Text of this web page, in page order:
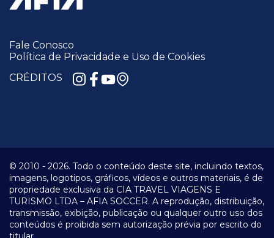
Fale Conosco
Política de Privacidade e Uso de Cookies
CRÉDITOS
© 2010 - 2026. Todo o conteúdo deste site, incluindo textos,
imagens, logotipos, gráficos, vídeos e outros materiais, é de
propriedade exclusiva da CIA TRAVEL VIAGENS E
TURISMO LTDA – AFIA SOCCER. A reprodução, distribuição,
transmissão, exibição, publicação ou qualquer outro uso dos
conteúdos é proibida sem autorização prévia por escrito do